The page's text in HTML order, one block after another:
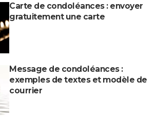
Carte de condoléances : envoyer
gratuitement une carte
Message de condoléances :
exemples de textes et modèle de
courrier